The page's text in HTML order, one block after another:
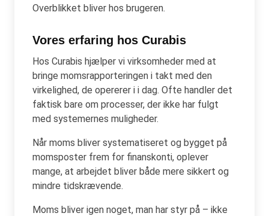
Overblikket bliver hos brugeren.
Vores erfaring hos Curabis
Hos Curabis hjælper vi virksomheder med at
bringe momsrapporteringen i takt med den
virkelighed, de opererer i i dag. Ofte handler det
faktisk bare om processer, der ikke har fulgt
med systemernes muligheder.
Når moms bliver systematiseret og bygget på
momsposter frem for finanskonti, oplever
mange, at arbejdet bliver både mere sikkert og
mindre tidskrævende.
Moms bliver igen noget, man har styr på – ikke